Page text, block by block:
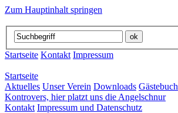
Zum Hauptinhalt springen
Startseite Kontakt Impressum
Startseite
Aktuelles Unser Verein Downloads Gästebuch
Kontrovers, hier platzt uns die Angelschnur
Kontakt Impressum und Datenschutz